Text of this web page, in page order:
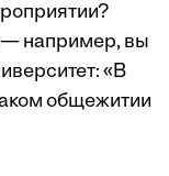
— например, вы
«В
общежитии